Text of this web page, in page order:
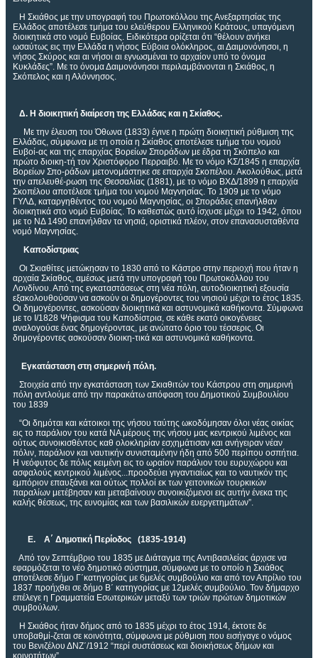
Η Σκιάθος με την υπογραφή του Πρωτοκόλλου της Ανεξαρτησίας της
Ελλάδος αποτέλεσε τμήμα του ελεύθερου Ελληνικού Κράτους, υπαγόμενη
διοικητικά στο νομό Ευβοίας. Ειδικότερα ορίζεται ότι “θέλουν ανήκει
ωσαύτως εις την Ελλάδα η νήσος Εύβοια ολόκληρος, αι Δαιμονόνησοι, η
νήσος Σκύρος και αι νήσοι αι εγνωσμέναι το αρχαίον υπό το όνομα
Κυκλάδες”. Με το όνομα Δαιμονόνησοι περιλαμβάνονται η Σκιάθος, η
Σκόπελος και η Αλόννησος.
Δ. Η διοικητική διαίρεση της Ελλάδας και η Σκίαθος.
Με την έλευση του Όθωνα (1833) έγινε η πρώτη διοικητική ρύθμιση της
Ελλάδας, σύμφωνα με τη οποία η Σκίαθος αποτέλεσε τμήμα του νομού
Ευβοί-ας και της επαρχίας Βορείων Σποράδων με έδρα τη Σκόπελο και
πρώτο διοικη-τή τον Χριστόφορο Περραιβό. Με το νόμο ΚΣ/1845 η επαρχία
Βορείων Σπο-ράδων μετονομάστηκε σε επαρχία Σκοπέλου. Ακολούθως, μετά
την απελευθέ-ρωση της Θεσσαλίας (1881), με το νόμο ΒΧΔ/1899 η επαρχία
Σκοπέλου αποτέλεσε τμήμα του νομού Μαγνησίας. Το 1909 με το νόμο
ΓΥΛΔ, καταργηθέντος του νομού Μαγνησίας, οι Σποράδες επανήλθαν
διοικητικά στο νομό Ευβοίας. Το καθεστώς αυτό ίσχυσε μέχρι το 1942, όπου
με το ΝΔ 1490 επανήλθαν τα νησιά, οριστικά πλέον, στον επανασυσταθέντα
νομό Μαγνησίας.
Καποδίστριας
Οι Σκιαθίτες μετώκησαν το 1830 από το Κάστρο στην περιοχή που ήταν η
αρχαία Σκίαθος, αμέσως μετά την υπογραφή του Πρωτοκόλλου του
Λονδίνου. Από της εγκαταστάσεως στη νέα πόλη, αυτοδιοικητική εξουσία
εξακολουθούσαν να ασκούν οι δημογέροντες του νησιού μέχρι το έτος 1835.
Οι δημογέροντες, ασκούσαν διοικητικά και αστυνομικά καθήκοντα. Σύμφωνα
με το Ι/1828 Ψήφισμα του Καποδίστρια, σε κάθε εκατό οικογένειες
αναλογούσε ένας δημογέροντας, με ανώτατο όριο του τέσσερις. Οι
δημογέροντες ασκούσαν διοικη-τικά και αστυνομικά καθήκοντα.
Εγκατάσταση στη σημερινή πόλη.
Στοιχεία από την εγκατάσταση των Σκιαθιτών του Κάστρου στη σημερινή
πόλη αντλούμε από την παρακάτω απόφαση του Δημοτικού Συμβουλίου
του 1839
“Οι δημόται και κάτοικοι της νήσου ταύτης ωκοδόμησαν όλοι νέας οικίας
εις το παράλιον του κατά ΝΑ μέρους της νήσου μας κεντρικού λιμένος και
ούτως συνοικισθέντος καθ ολοκληρίαν εσχημάτισαν και ανήγειραν νέαν
πόλιν, παράλιον και ναυτικήν συνισταμένην ήδη από 500 περίπου οσπήτια.
Η νεόφυτος δε πόλις κειμένη εις το ωραίον παράλιον του ευρυχώρου και
ασφαλούς κεντρικού λιμένος...προοδεύει γιγαντιαίως και το ναυτικόν της
εμπόριον επαυξάνει και ούτως πολλοί εκ των γειτονικών τουρκικών
παραλίων μετέβησαν και μεταβαίνουν συνοικιζόμενοι εις αυτήν ένεκα της
καλής θέσεως, της ευνομίας και των βασιλικών ευεργετημάτων”.
Ε. Α΄ Δημοτική Περίοδος (1835-1914)
Από τον Σεπτέμβριο του 1835 με Διάταγμα της Αντιβασιλείας άρχισε να
εφαρμόζεται το νέο δημοτικό σύστημα, σύμφωνα με το οποίο η Σκιάθος
αποτέλεσε δήμο Γ΄κατηγορίας με 6μελές συμβούλιο και από τον Απρίλιο του
1837 προήχθει σε δήμο Β΄ κατηγορίας με 12μελές συμβούλιο. Τον δήμαρχο
επέλεγε η Γραμματεία Εσωτερικών μεταξύ των τριών πρώτων δημοτικών
συμβούλων.
Η Σκιάθος ήταν δήμος από το 1835 μέχρι το έτος 1914, έκτοτε δε
υποβαθμί-ζεται σε κοινότητα, σύμφωνα με ρύθμιση που εισήγαγε ο νόμος
του Βενιζέλου ΔΝΖ΄/1912 “περί συστάσεως και διοικήσεως δήμων και
κοινοτήτων”.